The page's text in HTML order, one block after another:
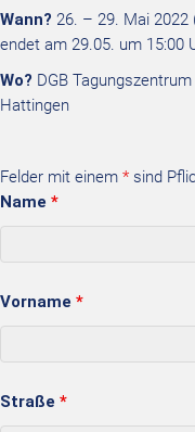
Wann? 26. – 29. Mai 2022
endet am 29.05. um 15:00
Wo? DGB
Hattingen
Felder mit einem * sind
Name *
Vorname *
Straße *